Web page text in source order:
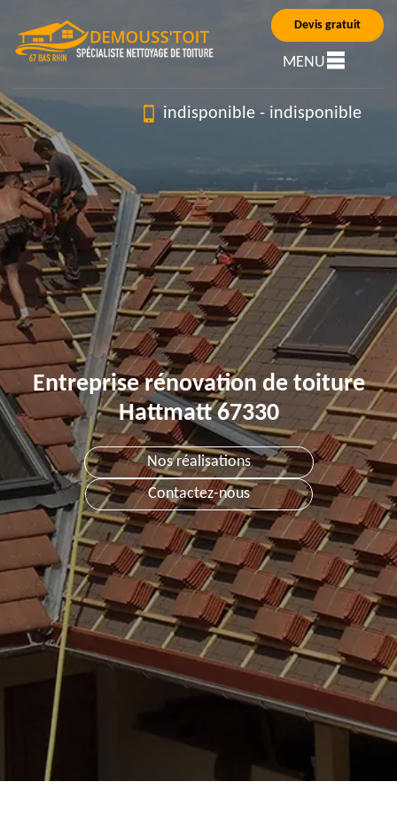
Devis gratuit
MENU
indisponible - indisponible
Entreprise rénovation de toiture
Hattmatt 67330
Nos réalisations
Contactez-nous